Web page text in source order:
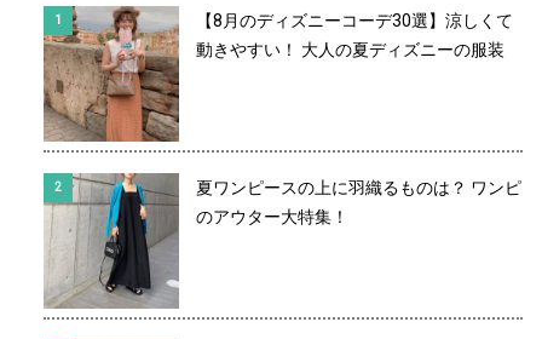
【8月のディズニーコーデ30選】涼しくて
動きやすい！ 大人の夏ディズニーの服装
夏ワンピースの上に羽織るものは？ ワンピ
のアウター大特集！